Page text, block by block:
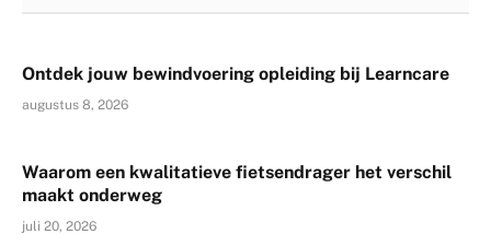
Ontdek jouw bewindvoering opleiding bij Learncare
augustus 8, 2026
Waarom een kwalitatieve fietsendrager het verschil
maakt onderweg
juli 20, 2026